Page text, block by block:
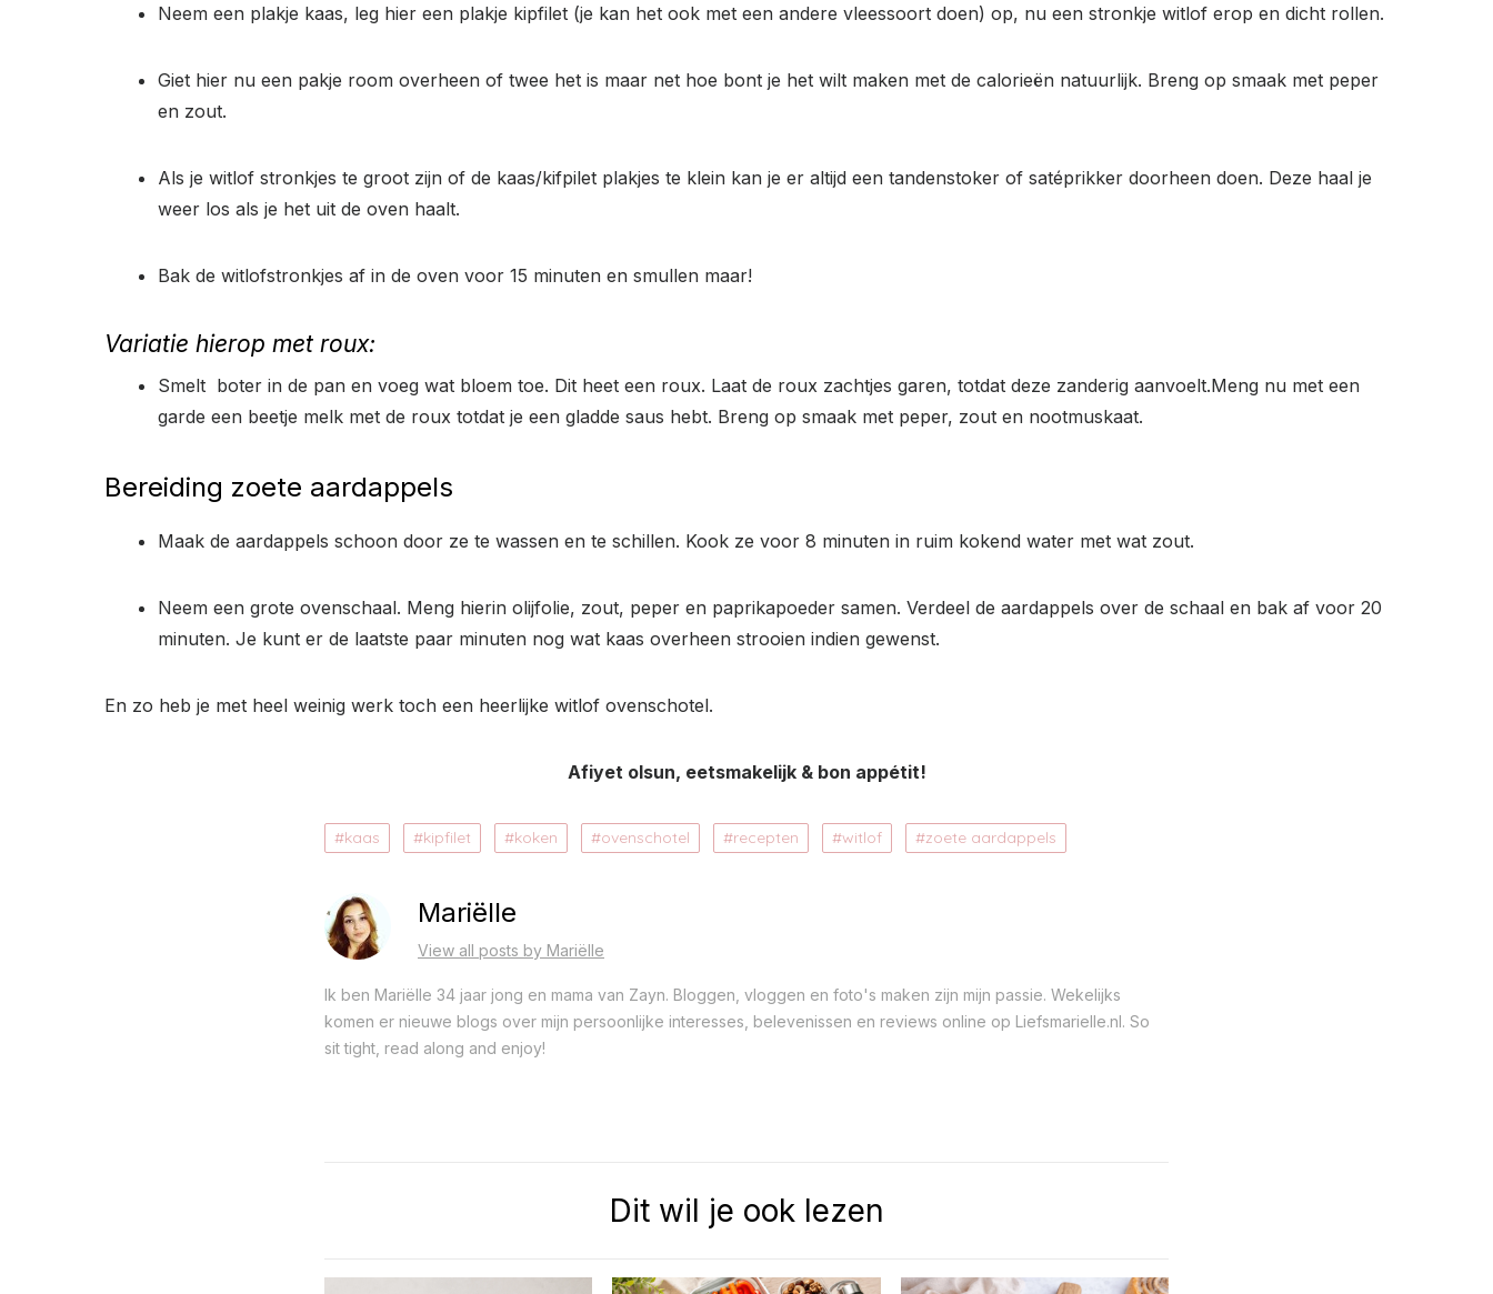
Neem een plakje kaas, leg hier een plakje kipfilet (je kan het ook met een andere vleessoort doen) op, nu een stronkje witlof erop en dicht rollen.
Giet hier nu een pakje room overheen of twee het is maar net hoe bont je het wilt maken met de calorieën natuurlijk. Breng op smaak met peper
en zout.
Als je witlof stronkjes te groot zijn of de kaas/kifpilet plakjes te klein kan je er altijd een tandenstoker of satéprikker doorheen doen. Deze haal je
weer los als je het uit de oven haalt.
Bak de witlofstronkjes af in de oven voor 15 minuten en smullen maar!
Variatie hierop met roux:
Smelt boter in de pan en voeg wat bloem toe. Dit heet een roux. Laat de roux zachtjes garen, totdat deze zanderig aanvoelt.Meng nu met een
garde een beetje melk met de roux totdat je een gladde saus hebt. Breng op smaak met peper, zout en nootmuskaat.
Bereiding zoete aardappels
Maak de aardappels schoon door ze te wassen en te schillen. Kook ze voor 8 minuten in ruim kokend water met wat zout.
Neem een grote ovenschaal. Meng hierin olijfolie, zout, peper en paprikapoeder samen. Verdeel de aardappels over de schaal en bak af voor 20
minuten. Je kunt er de laatste paar minuten nog wat kaas overheen strooien indien gewenst.
En zo heb je met heel weinig werk toch een heerlijke witlof ovenschotel.
Afiyet olsun, eetsmakelijk & bon appétit!
kaas kipfilet koken ovenschotel recepten witlof zoete aardappels
Mariëlle
View all posts by Mariëlle
Ik ben Mariëlle 34 jaar jong en mama van Zayn. Bloggen, vloggen en foto's maken zijn mijn passie. Wekelijks
komen er nieuwe blogs over mijn persoonlijke interesses, belevenissen en reviews online op Liefsmarielle.nl. So
sit tight, read along and enjoy!
Dit wil je ook lezen